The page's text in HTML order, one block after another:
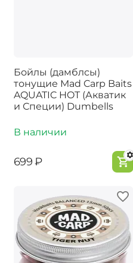
Бойлы (дамблсы)
тонущие Mad Carp Baits
AQUATIC HOT (Акватик
и Специи) Dumbells
В наличии
‍699‍ ₽